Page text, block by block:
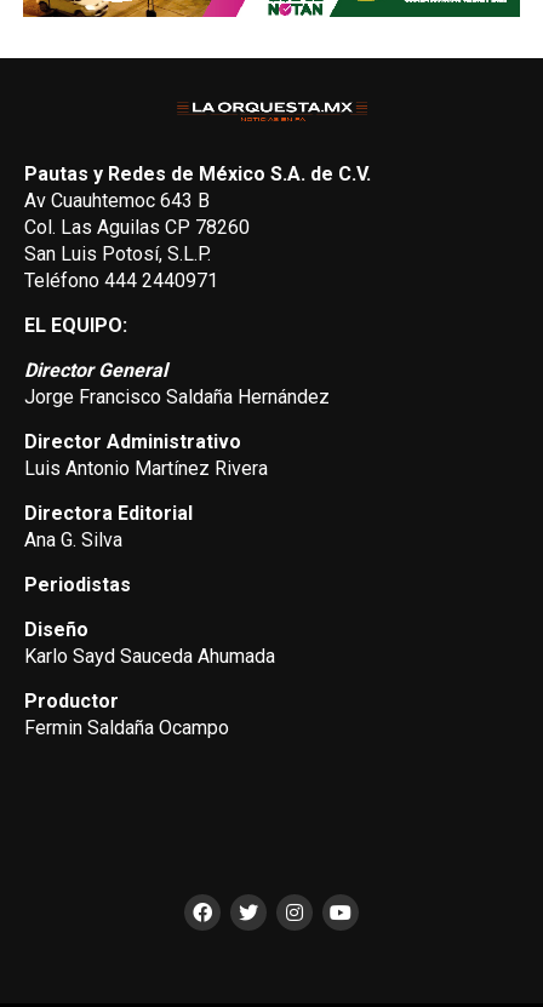
Pautas y Redes de México S.A. de C.V.
Av Cuauhtemoc 643 B
Col. Las Aguilas CP 78260
San Luis Potosí, S.L.P.
Teléfono 444 2440971
EL EQUIPO:
Director General
Jorge Francisco Saldaña Hernández
Director Administrativo
Luis Antonio Martínez Rivera
Directora Editorial
Ana G. Silva
Periodistas
Diseño
Karlo Sayd Sauceda Ahumada
Productor
Fermin Saldaña Ocampo